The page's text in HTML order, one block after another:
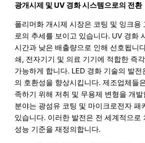
광개시제 및 UV 경화 시스템으로의 전환
폴리머화 개시제 시장은 코팅 및 잉크용
로의 추세를 보이고 있습니다. UV 경화
시간과 낮은 배출량으로 인해 선호됩니
쇄, 전자기기 및 의료 기기에 적합한 즉
가능하게 합니다. LED 경화 기술의 발
의 호환성을 향상시킵니다. 제조업체들
족하기 위해 저취 및 무용제 변형을 개
분야는 광섬유 코팅 및 마이크로전자 패
있습니다. 이러한 발전은 전 세계적으로
성능 기준을 재정의합니다.